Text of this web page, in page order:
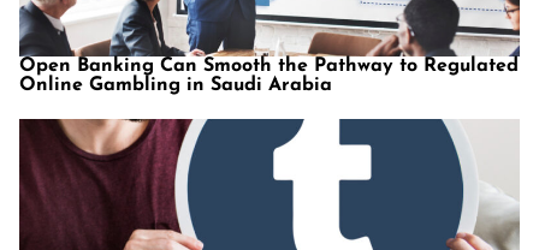
Open Banking Can Smooth the Pathway to Regulated
Online Gambling in Saudi Arabia